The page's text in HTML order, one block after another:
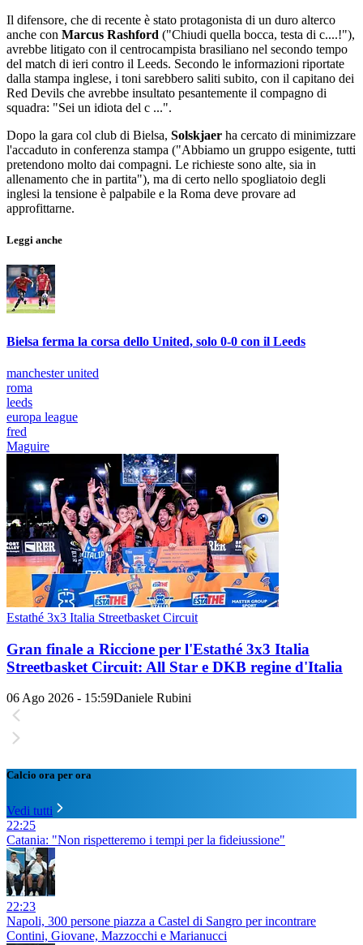
Il difensore, che di recente è stato protagonista di un duro alterco
anche con Marcus Rashford ("Chiudi quella bocca, testa di c....!"),
avrebbe litigato con il centrocampista brasiliano nel secondo tempo
del match di ieri contro il Leeds. Secondo le informazioni riportate
dalla stampa inglese, i toni sarebbero saliti subito, con il capitano dei
Red Devils che avrebbe insultato pesantemente il compagno di
squadra: "Sei un idiota del c ...".
Dopo la gara col club di Bielsa, Solskjaer ha cercato di minimizzare
l'accaduto in conferenza stampa ("Abbiamo un gruppo esigente, tutti
pretendono molto dai compagni. Le richieste sono alte, sia in
allenamento che in partita"), ma di certo nello spogliatoio degli
inglesi la tensione è palpabile e la Roma deve provare ad
approfittarne.
Leggi anche
Bielsa ferma la corsa dello United, solo 0-0 con il Leeds
manchester united
roma
leeds
europa league
fred
Maguire
Estathé 3x3 Italia Streetbasket Circuit
Gran finale a Riccione per l'Estathé 3x3 Italia
Streetbasket Circuit: All Star e DKB regine d'Italia
06 Ago 2026 - 15:59Daniele Rubini
Calcio ora per ora
Vedi tutti
22:25
Catania: "Non rispetteremo i tempi per la fideiussione"
22:23
Napoli, 300 persone piazza a Castel di Sangro per incontrare
Contini, Giovane, Mazzocchi e Marianucci